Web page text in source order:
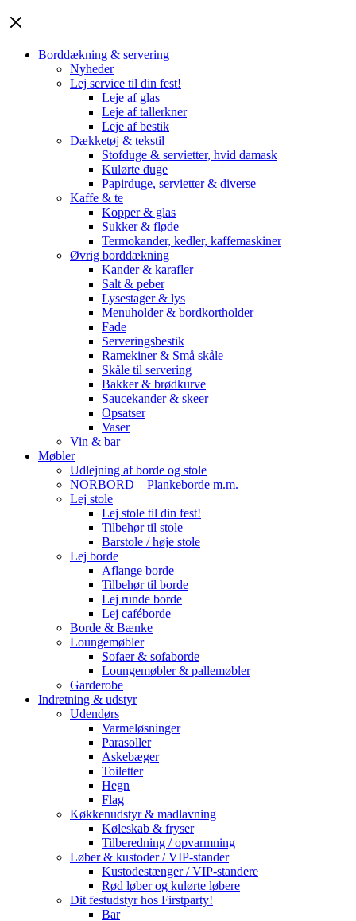
Borddækning & servering
Nyheder
Lej service til din fest!
Leje af glas
Leje af tallerkner
Leje af bestik
Dækketøj & tekstil
Stofduge & servietter, hvid damask
Kulørte duge
Papirduge, servietter & diverse
Kaffe & te
Kopper & glas
Sukker & fløde
Termokander, kedler, kaffemaskiner
Øvrig borddækning
Kander & karafler
Salt & peber
Lysestager & lys
Menuholder & bordkortholder
Fade
Serveringsbestik
Ramekiner & Små skåle
Skåle til servering
Bakker & brødkurve
Saucekander & skeer
Opsatser
Vaser
Vin & bar
Møbler
Udlejning af borde og stole
NORBORD – Plankeborde m.m.
Lej stole
Lej stole til din fest!
Tilbehør til stole
Barstole / høje stole
Lej borde
Aflange borde
Tilbehør til borde
Lej runde borde
Lej caféborde
Borde & Bænke
Loungemøbler
Sofaer & sofaborde
Loungemøbler & pallemøbler
Garderobe
Indretning & udstyr
Udendørs
Varmeløsninger
Parasoller
Askebæger
Toiletter
Hegn
Flag
Køkkenudstyr & madlavning
Køleskab & fryser
Tilberedning / opvarmning
Løber & kustoder / VIP-stander
Kustodestænger / VIP-standere
Rød løber og kulørte løbere
Dit festudstyr hos Firstparty!
Bar